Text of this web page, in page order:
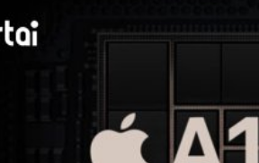
กรรม 5nm เช่นเดียวกัน และราคาต้นทุน
อยู่ที่ราว ๆ…
สอบแรก Mac mini ชิปแบบ
ะกาศย้าย macOS บนอุปกรณ์ Mac มา
แบบ ARM ภายในเวลา 2 ปี ก็ทำเอาคน
ยดเพิ่มเติมของเครื่องเมื่อนำมาใช้ชิปแบบ